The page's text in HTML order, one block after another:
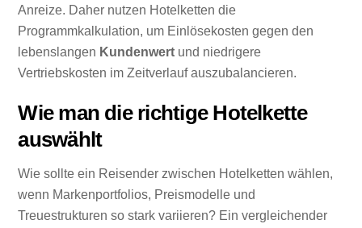
Anreize. Daher nutzen Hotelketten die
Programmkalkulation, um Einlösekosten gegen den
lebenslangen Kundenwert und niedrigere
Vertriebskosten im Zeitverlauf auszubalancieren.
Wie man die richtige Hotelkette
auswählt
Wie sollte ein Reisender zwischen Hotelketten wählen,
wenn Markenportfolios, Preismodelle und
Treuestrukturen so stark variieren? Ein vergleichender